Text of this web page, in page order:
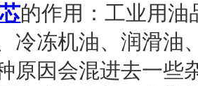
的作用：工业用油
冷冻机油、 润滑油
原因会混进去一些